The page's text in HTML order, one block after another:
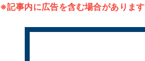
※記事内に広告を含む場合があります